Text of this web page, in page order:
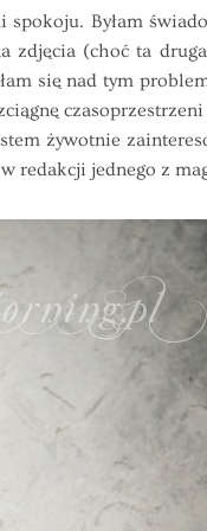
Byłam
zdjęcia (choć ta
się nad tym
żywotnie
redakcji jednego z